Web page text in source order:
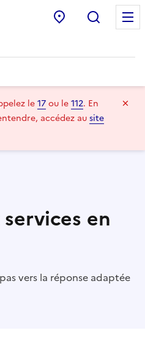
Commissariat:
le17ou le112. En
accédez ausite
en
vers la réponse adaptée